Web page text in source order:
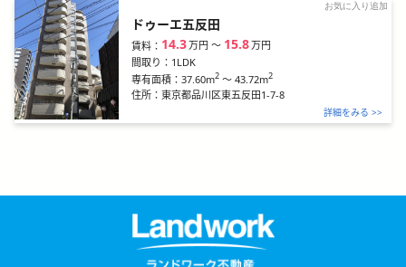
お気に入り追加
ドゥーエ五反田
賃料： 14.3万円〜 15.8万円
間取り： 1LDK
専有面積：37.60m2 ～ 43.72m2
住所：東京都品川区東五反田1-7-8
詳細をみる >>